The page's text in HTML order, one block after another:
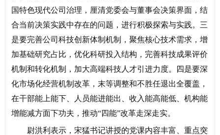
国特色现代公司治理，厘清党委会与董事会决策界面，结
合当前决策实践中存在的问题，进行积极探索与实践。三
是要完善公司科技创新体制机制，聚焦核心技术需求，增
加基础研究占比，优化科研投入结构，完善科技成果评价
机制和转化机制，加大高端科技人才引进力度。四是要深
化市场化经营机制改革，末等调整和不胜任退出全覆盖，
在干部能上能下、人员能进能出、收入能高能低、机构能
增能减方面下功夫，推动“四能”改革走深走实。
尉洪利表示，宋猛书记讲授的党课内容丰富、重点突